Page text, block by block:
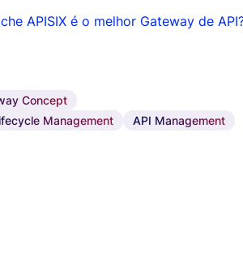
APISIX é o melhor Gateway de
Concept
Management
API Management